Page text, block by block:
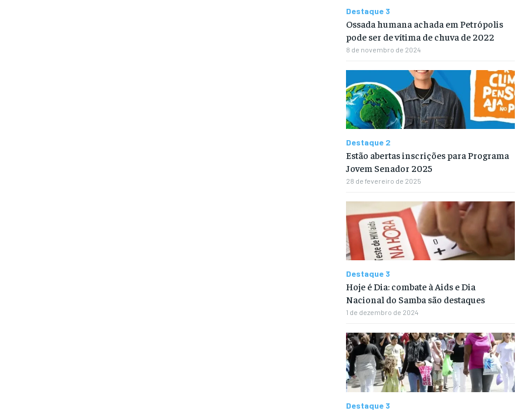
Destaque 3
Ossada humana achada em Petrópolis
pode ser de vítima de chuva de 2022
8 de novembro de 2024
Destaque 2
Estão abertas inscrições para Programa
Jovem Senador 2025
28 de fevereiro de 2025
Destaque 3
Hoje é Dia: combate à Aids e Dia
Nacional do Samba são destaques
1 de dezembro de 2024
Destaque 3